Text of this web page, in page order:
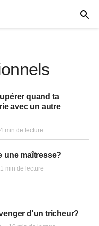
quand ta
avec un autre
min de lecture
une maîtresse?
min de lecture
d'un tricheur?